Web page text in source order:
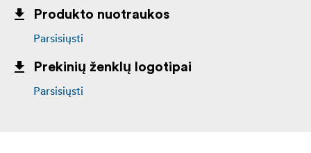
Produkto nuotraukos
Parsisiųsti
Prekinių ženklų logotipai
Parsisiųsti